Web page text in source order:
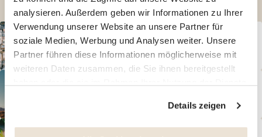
analysieren. Außerdem geben wir Informationen zu Ihrer
Verwendung unserer Website an unsere Partner für
soziale Medien, Werbung und Analysen weiter. Unsere
Partner führen diese Informationen möglicherweise mit
weiteren Daten zusammen, die Sie ihnen bereitgestellt
Details zeigen
Sehen Sie unsere Leitfäden für36Länder in Europa